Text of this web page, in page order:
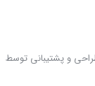
و پشتیبانی توسط